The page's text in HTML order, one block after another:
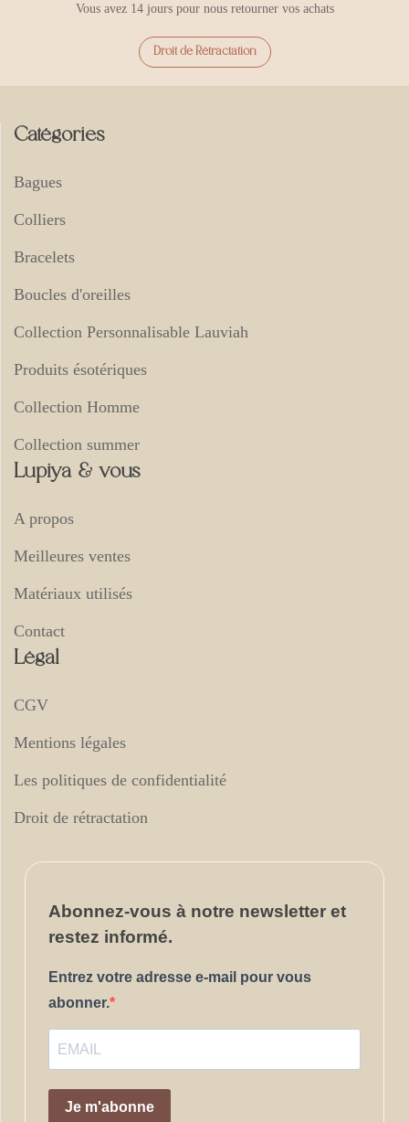
Vous avez 14 jours pour nous retourner vos achats
Droit de Rétractation
Catégories
Bagues
Colliers
Bracelets
Boucles d'oreilles
Collection Personnalisable Lauviah
Produits ésotériques
Collection Homme
Collection summer
Lupiya & vous
A propos
Meilleures ventes
Matériaux utilisés
Contact
Légal
CGV
Mentions légales
Les politiques de confidentialité
Droit de rétractation
Abonnez-vous à notre newsletter et
restez informé.
Entrez votre adresse e-mail pour vous
abonner.
Je m'abonne